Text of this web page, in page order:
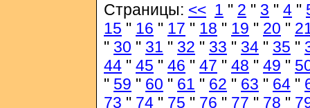
Страницы: << 1 " 2 " 3 " 4 "
15 " 16 " 17 " 18 " 19 " 20 "
" 30 " 31 " 32 " 33 " 34 " 35 "
44 " 45 " 46 " 47 " 48 " 49 "
" 59 " 60 " 61 " 62 " 63 " 64 "
73 " 74 " 75 " 76 " 77 " 78 "